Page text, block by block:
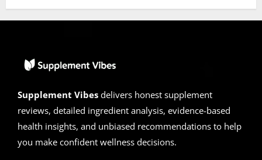
Supplement Vibes delivers honest supplement
reviews, detailed ingredient analysis, evidence-based
health insights, and unbiased recommendations to help
you make confident wellness decisions.